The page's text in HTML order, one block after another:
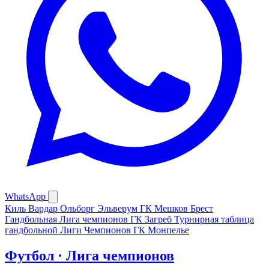
WhatsApp
Киль Вардар Ольборг Эльверум ГК Мешков Брест
Гандбольная Лига чемпионов ГК Загреб Турнирная таблица
гандбольной Лиги Чемпионов ГК Монпелье
Футбол · Лига чемпионов